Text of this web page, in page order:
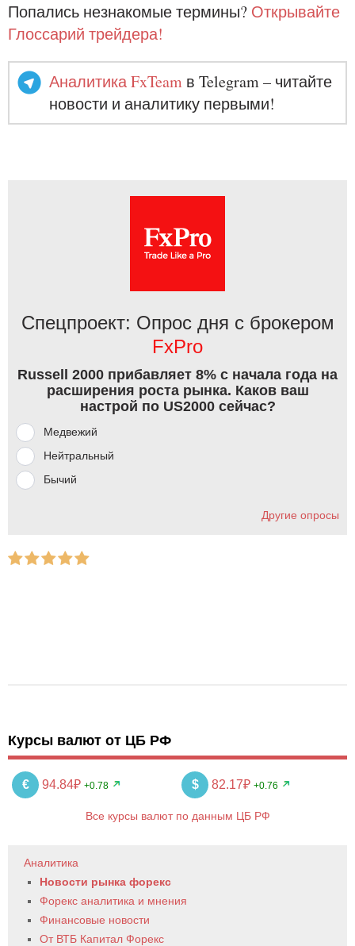
Попались незнакомые термины? Открывайте
Глоссарий трейдера!
Аналитика FxTeam в Telegram – читайте
новости и аналитику первыми!
Спецпроект: Опрос дня с брокером
FxPro
Russell 2000 прибавляет 8% с начала года на
расширения роста рынка. Каков ваш
настрой по US2000 сейчас?
Медвежий
Нейтральный
Бычий
Другие опросы
Курсы валют от ЦБ РФ
€ 94.84₽ +0.78 $ 82.17₽ +0.76
Все курсы валют по данным ЦБ РФ
Аналитика
Новости рынка форекс
Форекс аналитика и мнения
Финансовые новости
От ВТБ Капитал Форекс